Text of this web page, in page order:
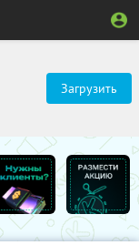
Загрузить